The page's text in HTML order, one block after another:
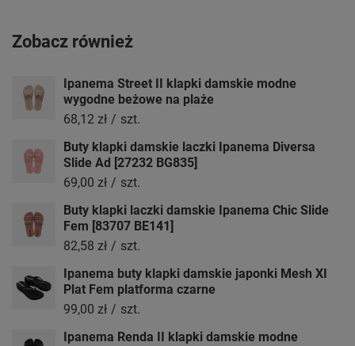
Zobacz również
Ipanema Street II klapki damskie modne
wygodne beżowe na plaże
68,12 zł / szt.
Buty klapki damskie laczki Ipanema Diversa
Slide Ad [27232 BG835]
69,00 zł / szt.
Buty klapki laczki damskie Ipanema Chic Slide
Fem [83707 BE141]
82,58 zł / szt.
Ipanema buty klapki damskie japonki Mesh XI
Plat Fem platforma czarne
99,00 zł / szt.
Ipanema Renda II klapki damskie modne